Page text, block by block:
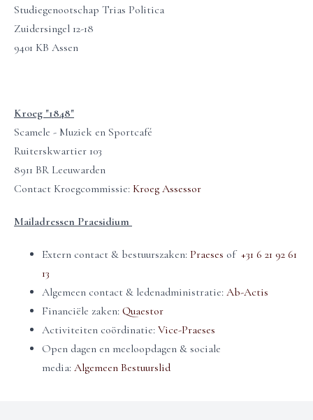
Studiegenootschap Trias Politica
Zuidersingel 12-18
9401 KB Assen
Kroeg "1848"
Scamele - Muziek en Sportcafé
Ruiterskwartier 103
8911 BR Leeuwarden
Contact Kroegcommissie: Kroeg Assessor
Mailadressen Praesidium
Extern contact & bestuurszaken: Praeses of ‭+31 6 21 92 61
13‬
Algemeen contact & ledenadministratie: Ab-Actis
Financiële zaken: Quaestor
Activiteiten coördinatie: Vice-Praeses
Open dagen en meeloopdagen & sociale
media: Algemeen Bestuurslid